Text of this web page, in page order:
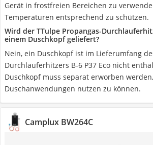
Gerät in frostfreien Bereichen zu
Temperaturen entsprechend zu schützen.
Wird der TTulpe Propangas-
einem Duschkopf geliefert?
Nein, ein Duschkopf ist im Lieferumfang
Durchlauferhitzers B-6 P37 Eco nicht
Duschkopf muss separat erworben
Duschanwendungen nutzen zu können.
Camplux BW264C